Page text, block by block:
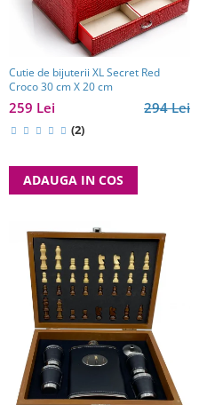
Cutie de bijuterii XL Secret Red
Croco 30 cm X 20 cm
294 Lei
259 Lei
(2)
ADAUGA IN COS